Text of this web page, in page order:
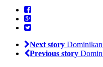
Next story
Previous story